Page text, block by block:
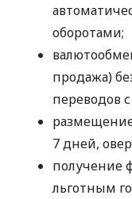
оборотами;
продажа)
переводов
7 дней,
получение
льготным